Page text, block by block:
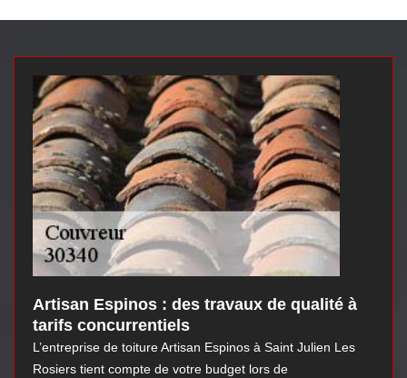
Artisan Espinos : des travaux de qualité à
tarifs concurrentiels
L’entreprise de toiture Artisan Espinos à Saint Julien Les
Rosiers tient compte de votre budget lors de